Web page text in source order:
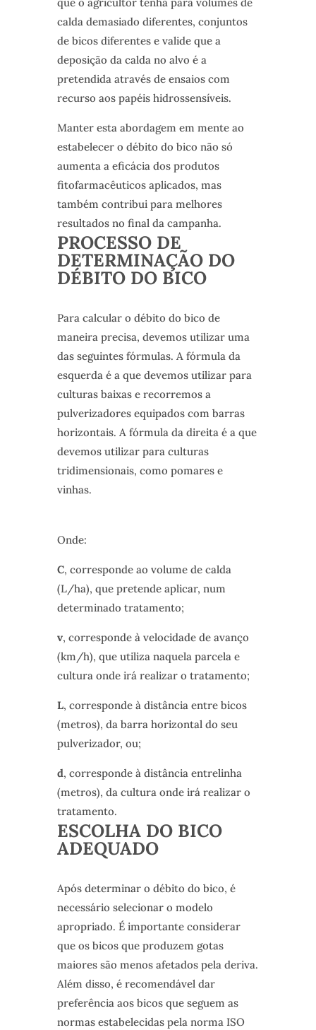
calda demasiado diferentes, conjuntos
de bicos diferentes e valide que a
deposição da calda no alvo é a
pretendida através de ensaios com
recurso aos papéis hidrossensíveis.
Manter esta abordagem em mente ao
estabelecer o débito do bico não só
aumenta a eficácia dos produtos
fitofarmacêuticos aplicados, mas
também contribui para melhores
resultados no final da campanha.
PROCESSO DE
DETERMINAÇÃO DO
DÉBITO DO BICO
Para calcular o débito do bico de
maneira precisa, devemos utilizar uma
das seguintes fórmulas. A fórmula da
esquerda é a que devemos utilizar para
culturas baixas e recorremos a
pulverizadores equipados com barras
horizontais. A fórmula da direita é a que
devemos utilizar para culturas
tridimensionais, como pomares e
vinhas.
Onde:
C, corresponde ao volume de calda
(L/ha), que pretende aplicar, num
determinado tratamento;
v, corresponde à velocidade de avanço
(km/h), que utiliza naquela parcela e
cultura onde irá realizar o tratamento;
L, corresponde à distância entre bicos
(metros), da barra horizontal do seu
pulverizador, ou;
d, corresponde à distância entrelinha
(metros), da cultura onde irá realizar o
tratamento.
ESCOLHA DO BICO
ADEQUADO
Após determinar o débito do bico, é
necessário selecionar o modelo
apropriado. É importante considerar
que os bicos que produzem gotas
maiores são menos afetados pela deriva.
Além disso, é recomendável dar
preferência aos bicos que seguem as
normas estabelecidas pela norma ISO